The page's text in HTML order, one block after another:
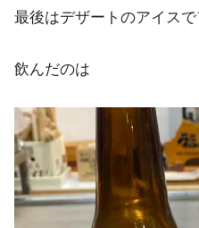
最後はデザートのアイス
飲んだのは